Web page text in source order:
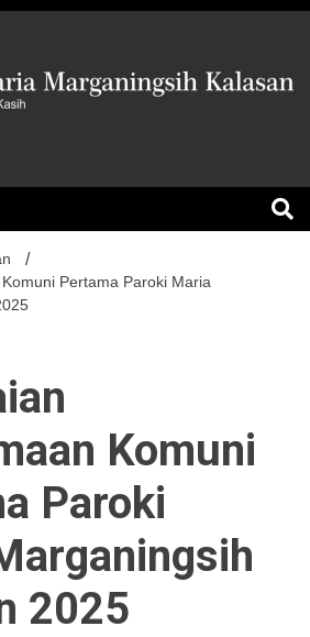
Pertama Paroki Maria
Komuni
Paroki
2025